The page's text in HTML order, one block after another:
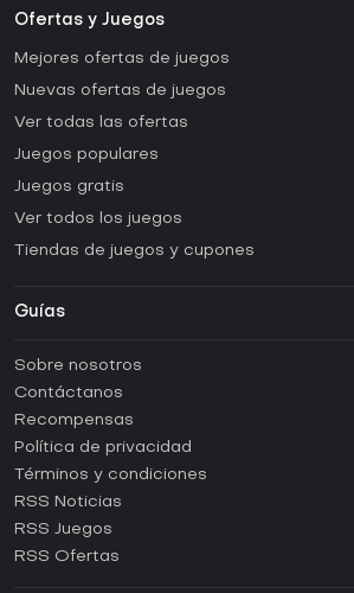
Ofertas y Juegos
Mejores ofertas de juegos
Nuevas ofertas de juegos
Ver todas las ofertas
Juegos populares
Juegos gratis
Ver todos los juegos
Tiendas de juegos y cupones
Guías
Guías y tutoriales
¿Cómo activar una CD Key de Steam?
¿Cómo activar una CD Key de Epic
¿Cómo activar una CD Key de GOG?
¿Cómo activar una CD Key de Ubisoft
Sobre nosotros
Contáctanos
Recompensas
Política de privacidad
Términos y condiciones
RSS Noticias
RSS Juegos
RSS Ofertas